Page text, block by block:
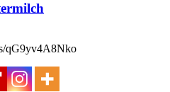
qG9yv4A8Nko